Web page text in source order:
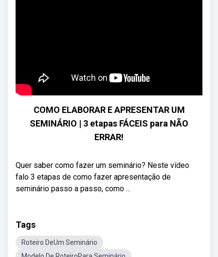
COMO ELABORAR E APRESENTAR UM
SEMINÁRIO | 3 etapas FÁCEIS para NÃO
ERRAR!
Quer saber como fazer um seminário? Neste vídeo
falo 3 etapas de como fazer apresentação de
seminário passo a passo, como ...
Tags
Roteiro DeUm Seminário